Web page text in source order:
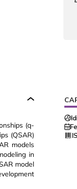
(q-
(QSAR)
models
in
model